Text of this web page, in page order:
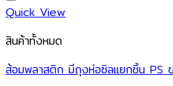
Quick View
สินค้าทั้งหมด
ส้อมพลาสติก มีถุงห่อซิลแยกชิ้น PS